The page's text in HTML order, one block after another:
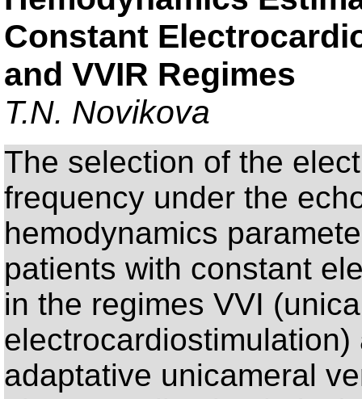
Constant
and VVIR Regimes
T.N. Novikova
The selection of the
frequency under the
hemodynamics
patients with constant
in the regimes VVI
adaptative unicameral